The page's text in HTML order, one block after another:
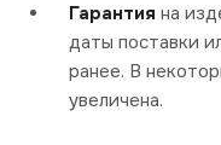
Гарантия на
даты поставки
ранее. В
увеличена.